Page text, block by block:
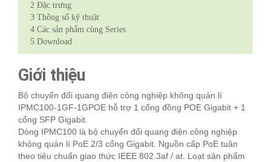
2 Đặc trưng
3 Thông số kỹ thuật
4 Các sản phẩm cùng Series
5 Download
Giới thiệu
Bộ chuyển đổi quang điện công nghiệp không quản lí
IPMC100-1GF-1GPOE hỗ trợ 1 cổng đồng POE Gigabit + 1
cổng SFP Gigabit.
Dòng IPMC100 là bộ chuyển đổi quang điện công nghiệp
không quản lí PoE 2/3 cổng Gigabit. Nguồn cấp PoE tuân
theo tiêu chuẩn giao thức IEEE 802.3af / at. Loạt sản phẩm